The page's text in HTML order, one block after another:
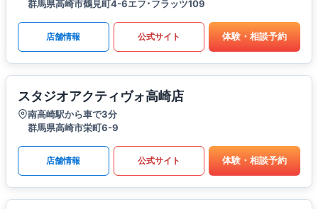
群馬県高崎市鶴見町4-6エフ･フラッツ109
店舗情報 公式サイト 体験・相談予約
スタジオアクティヴォ高崎店
南高崎駅から車で3分
群馬県高崎市栄町6-9
店舗情報 公式サイト 体験・相談予約